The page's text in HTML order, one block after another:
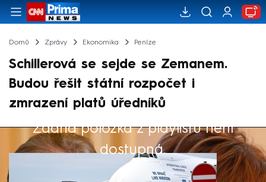
Domů Zprávy Ekonomika Peníze
Schillerová se sejde se Zemanem.
Budou řešit státní rozpočet i
zmrazení platů úředníků
Žádná položka z playlistu není
dostupná.
Výběr redakce